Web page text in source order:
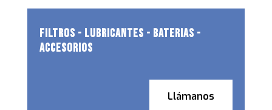
FILTROS - LUBRICANTES - BATERIAS -
ACCESORIOS
Llámanos